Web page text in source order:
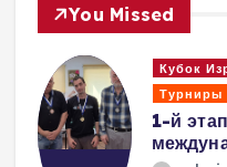
You Missed
Кубок
Турниры
1-й